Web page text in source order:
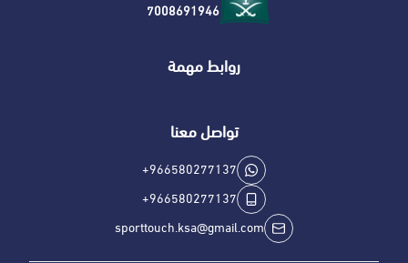
7008691946
روابط مهمة
تواصل معنا
+966580277137
+966580277137
sporttouch.ksa@gmail.com